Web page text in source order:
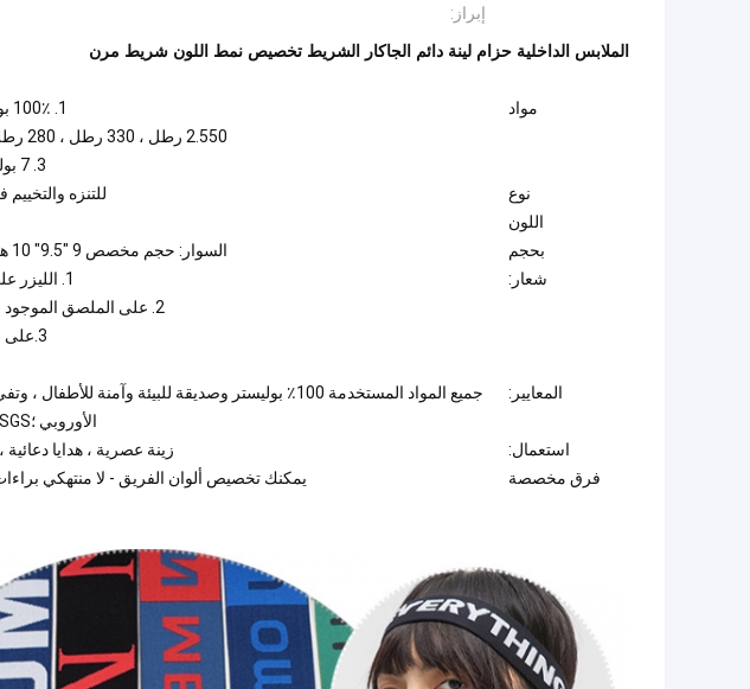
إبراز:
الملابس الداخلية حزام لينة دائم الجاكار الشريط تخصيص نمط اللون شريط مرن
مواد
1. 100٪ بوليستر أو نايلون
2.550 رطل ، 330 رطل ، 280 رطل سحب القوة ؛
3. 7 بوليستر باراكورد ،
نوع
للتنزه
اللون
بحجم
السوار: حجم مخصص 9 "9.5" 10 هو موضع ترحيب
شعار:
1. الليزر على سكين صغير.
2. على الملصق الموجود على كيس بولي
3.على صندوق التغليف
المعايير:
جميع المواد المستخدمة 100٪ بوليستر وصديقة للبيئة وآمنة
الأوروبي ؛SGS و CTI و ROHS
استعمال:
زينة عصرية ، هدايا
فرق مخصصة
يمكنك تخصيص ألوان الفريق - لا منتهكي براءات